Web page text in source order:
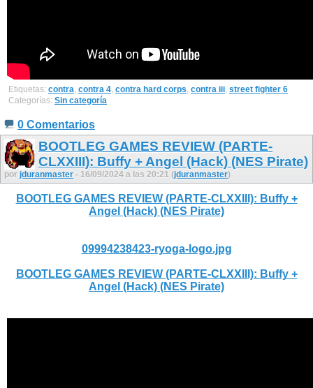
Etiquetas: contra contra 4 contra hard corps contra iii street fighter 6
Categorías: Sin categoría
0 Comentarios
BOOTLEG GAMES REVIEW (PARTE-
CLXXIII): Buffy + Angel (Hack) (NES Pirate)
por jduranmaster - 16/09/2024 a las 20:21 (jduranmaster)
BOOTLEG GAMES REVIEW (PARTE-CLXXIII): Buffy +
Angel (Hack) (NES Pirate)
09994238423-ryoga-logo.jpg
BOOTLEG GAMES REVIEW (PARTE-CLXXIII): Buffy +
Angel (Hack) (NES Pirate)